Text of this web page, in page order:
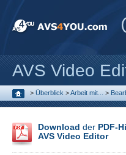
AVS Video
> Überblick >Arbeit mit... >
Download der PDF-
AVS Video Editor